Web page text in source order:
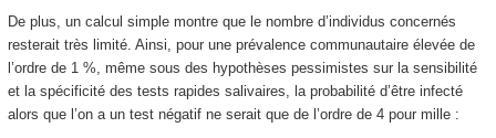
De plus, un calcul simple montre que le nombre d’individus concernés
resterait très limité. Ainsi, pour une prévalence communautaire élevée de
l’ordre de 1 %, même sous des hypothèses pessimistes sur la sensibilité
et la spécificité des tests rapides salivaires, la probabilité d’être infecté
alors que l’on a un test négatif ne serait que de l’ordre de 4 pour mille :